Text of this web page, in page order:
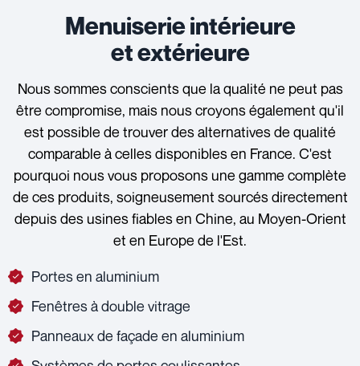
Menuiserie intérieure
et extérieure
Nous sommes conscients que la qualité ne peut pas
être compromise, mais nous croyons également qu'il
est possible de trouver des alternatives de qualité
comparable à celles disponibles en France. C'est
pourquoi nous vous proposons une gamme complète
de ces produits, soigneusement sourcés directement
depuis des usines fiables en Chine, au Moyen-Orient
et en Europe de l'Est.
Portes en aluminium
Fenêtres à double vitrage
Panneaux de façade en aluminium